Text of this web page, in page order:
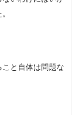
と自体は問題な